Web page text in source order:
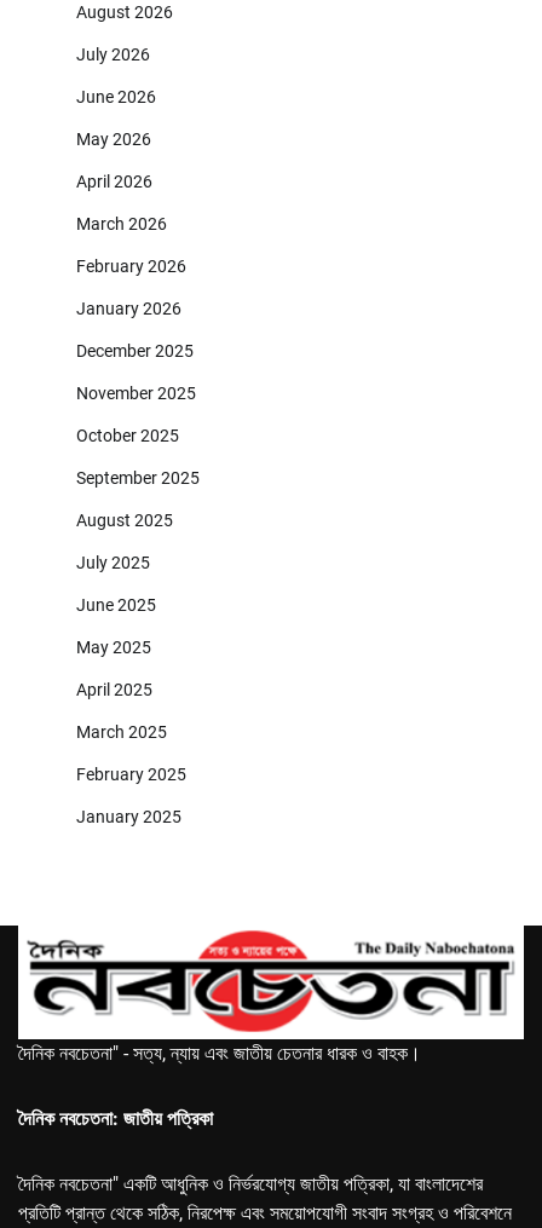
August 2026
July 2026
June 2026
May 2026
April 2026
March 2026
February 2026
January 2026
December 2025
November 2025
October 2025
September 2025
August 2025
July 2025
June 2025
May 2025
April 2025
March 2025
February 2025
January 2025
দৈনিক নবচেতনা" - সত্য, ন্যায় এবং জাতীয় চেতনার ধারক ও বাহক।
দৈনিক নবচেতনা: জাতীয় পত্রিকা
দৈনিক নবচেতনা" একটি আধুনিক ও নির্ভরযোগ্য জাতীয় পত্রিকা, যা বাংলাদেশের
প্রতিটি প্রান্ত থেকে সঠিক, নিরপেক্ষ এবং সময়োপযোগী সংবাদ সংগ্রহ ও পরিবেশনে